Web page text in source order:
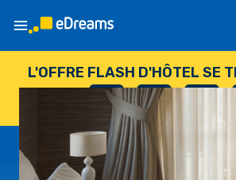
L'OFFRE FLASH D'HÔTEL SE
--
JOURS
: --
HEURES
: